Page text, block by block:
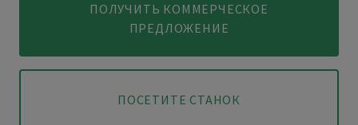
ПОЛУЧИТЬ КОММЕРЧЕСКОЕ
ПРЕДЛОЖЕНИЕ
ПОСЕТИТЕ СТАНОК